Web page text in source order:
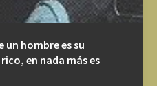
un hombre es su
en nada más es